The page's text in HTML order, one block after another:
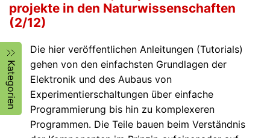
Titel
projekte in den Naturwissenschaften
(2/12)
Kategorien
Die hier veröffentlichen Anleitungen (Tutorials)
gehen von den einfachsten Grundlagen der
Elektronik und des Aubaus von
Experimentierschaltungen über einfache
Programmierung bis hin zu komplexeren
Programmen. Die Teile bauen beim Verständnis